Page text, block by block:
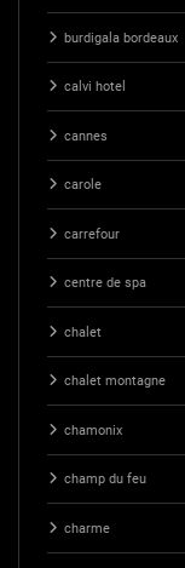
burdigala bordeaux
calvi hotel
cannes
carole
carrefour
centre de spa
chalet
chalet montagne
chamonix
champ du feu
charme